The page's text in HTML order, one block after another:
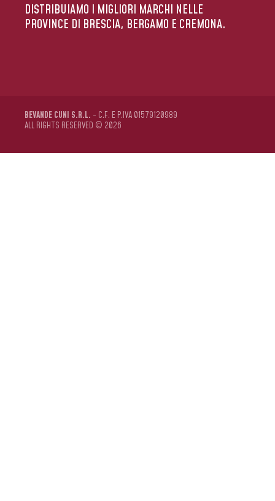
DISTRIBUIAMO I MIGLIORI MARCHI NELLE
PROVINCE DI BRESCIA, BERGAMO E CREMONA.
BEVANDE CUNI S.R.L. - C.F. E P.IVA 01579120989
ALL RIGHTS RESERVED © 2026